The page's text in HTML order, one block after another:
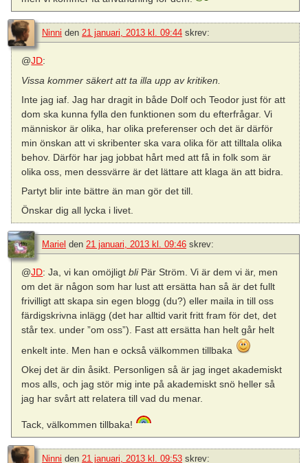
Ninni den 21 januari, 2013 kl. 09:44 skrev:
@JD:
Vissa kommer säkert att ta illa upp av kritiken.
Inte jag iaf. Jag har dragit in både Dolf och Teodor just för att
dom ska kunna fylla den funktionen som du efterfrågar. Vi
människor är olika, har olika preferenser och det är därför
min önskan att vi skribenter ska vara olika för att tilltala olika
behov. Därför har jag jobbat hårt med att få in folk som är
olika oss, men dessvärre är det lättare att klaga än att bidra.
Partyt blir inte bättre än man gör det till.
Önskar dig all lycka i livet.
Mariel den 21 januari, 2013 kl. 09:46 skrev:
@JD: Ja, vi kan omöjligtbliPär Ström. Vi är dem vi är, men
om det är någon som har lust att ersätta han så är det fullt
frivilligt att skapa sin egen blogg (du?) eller maila in till oss
färdigskrivna inlägg (det har alltid varit fritt fram för det, det
står tex. under ”om oss”). Fast att ersätta han helt går helt
enkelt inte. Men han e också välkommen tillbaka
Okej det är din åsikt. Personligen så är jag inget akademiskt
mos alls, och jag stör mig inte på akademiskt snö heller så
jag har svårt att relatera till vad du menar.
Tack, välkommen tillbaka!
Ninni den 21 januari, 2013 kl. 09:53 skrev: